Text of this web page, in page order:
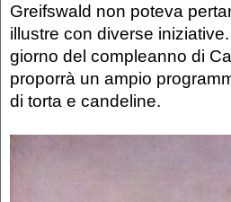
Greifswald non poteva
illustre con diverse
giorno del compleanno di
proporrà un ampio
di torta e candeline.